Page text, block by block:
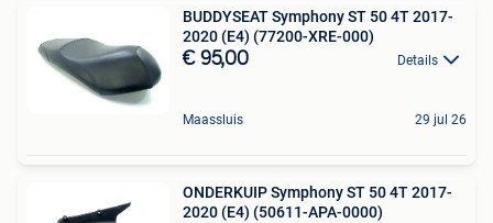
BUDDYSEAT Symphony ST 50 4T 2017-
2020 (E4) (77200-XRE-000)
€ 95,00 Details
Maassluis 29 jul 26
ONDERKUIP Symphony ST 50 4T 2017-
2020 (E4) (50611-APA-0000)